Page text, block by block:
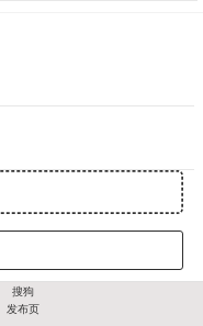
搜狗
发布页